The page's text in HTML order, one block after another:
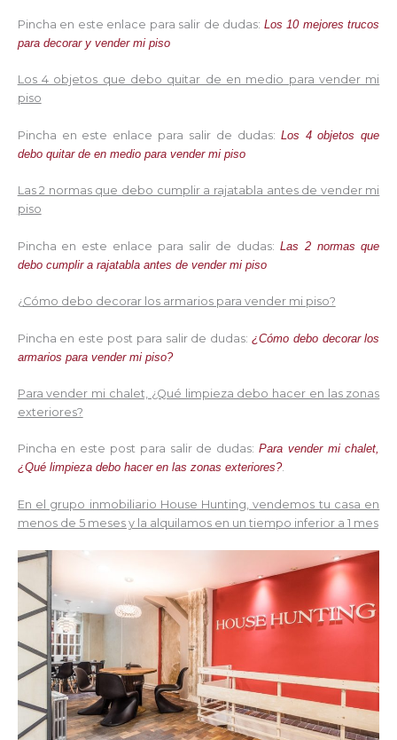
Pincha en este enlace para salir de dudas: Los 10 mejores trucos
para decorar y vender mi piso
Los 4 objetos que debo quitar de en medio para vender mi
piso
Pincha en este enlace para salir de dudas: Los 4 objetos que
debo quitar de en medio para vender mi piso
Las 2 normas que debo cumplir a rajatabla antes de vender mi
piso
Pincha en este enlace para salir de dudas: Las 2 normas que
debo cumplir a rajatabla antes de vender mi piso
¿Cómo debo decorar los armarios para vender mi piso?
Pincha en este post para salir de dudas: ¿Cómo debo decorar los
armarios para vender mi piso?
Para vender mi chalet, ¿Qué limpieza debo hacer en las zonas
exteriores?
Pincha en este post para salir de dudas: Para vender mi chalet,
¿Qué limpieza debo hacer en las zonas exteriores?.
En el grupo inmobiliario House Hunting, vendemos tu casa en
menos de 5 meses y la alquilamos en un tiempo inferior a 1 mes